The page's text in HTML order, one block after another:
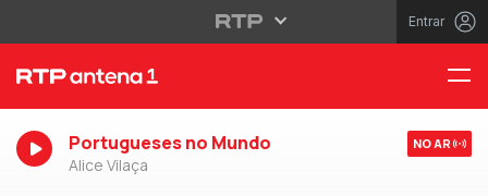
Entrar
Portugueses no Mundo
Alice Vilaça
NO AR